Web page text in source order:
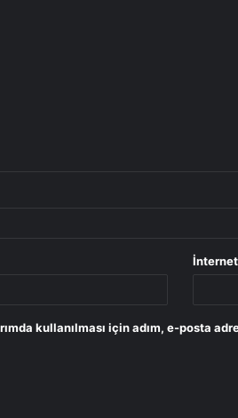
kullanılması için adım, e-posta